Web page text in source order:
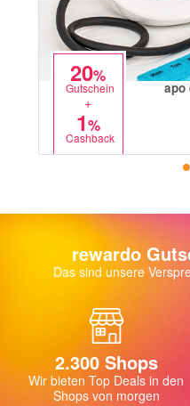
20%
Gutschein
+
1%
Cashback
apo
rewardo
Das sind unsere
2.300 Shops
Wir bieten Top Deals in den
Shops von morgen